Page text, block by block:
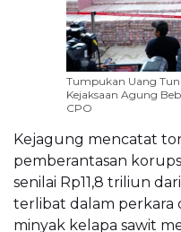
Tumpukan Uang
Kejaksaan Agung
CPO
Kejagung mencatat
pemberantasan
senilai Rp11,8 triliun
terlibat dalam perkara
minyak kelapa sawit